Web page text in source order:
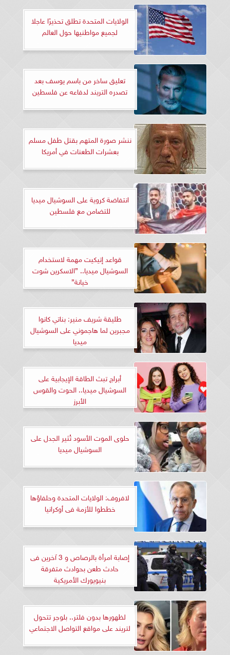
الولايات المتحدة تطلق تحذيرًا عاجلا
لجميع مواطنيها حول العالم
تعليق ساخر من باسم يوسف بعد
تصدره التريند لدفاعه عن فلسطين
ننشر صورة المتهم بقتل طفل مسلم
بعشرات الطعنات في أمريكا
انتفاضة كروية على السوشيال ميديا
للتضامن مع فلسطين
قواعد إتيكيت مهمة لاستخدام
السوشيال ميديا.. ”الاسكرين شوت
خيانة”
طليقة شريف منير: بناتي كانوا
مجبرين لما هاجموني على السوشيال
ميديا
أبراج تبث الطاقة الإيجابية على
السوشيال ميديا.. الحوت والقوس
الأبرز
حلوى الموت الأسود تُثير الجدل على
السوشيال ميديا
لافروف: الولايات المتحدة وحلفاؤها
خططوا للأزمة فى أوكرانيا
إصابة امرأة بالرصاص و 3 آخرين فى
حادث طعن بحوادث متفرقة
بنيويورك الأمريكية
لظهورها بدون فلتر.. بلوجر تتحول
لتريند على مواقع التواصل الاجتماعي